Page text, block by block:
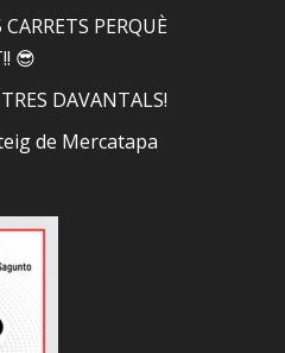
PERQUÈ
😎
DAVANTALS!
de Mercatapa